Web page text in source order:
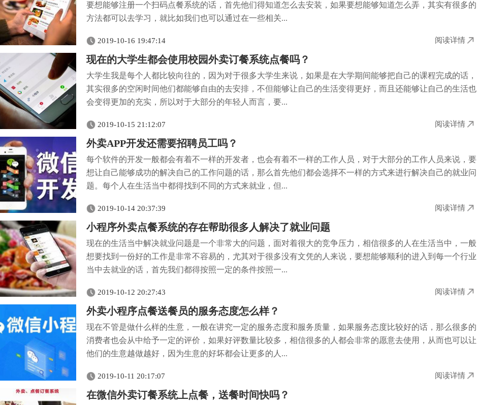
要想能够注册一个扫码点餐系统的话，首先他们得知道怎么去安装，如果要想能够知道怎么弄，其实有很多的
方法都可以去学习，就比如我们也可以通过在一些相关...
2019-10-16 19:47:14 阅读详情
现在的大学生都会使用校园外卖订餐系统点餐吗？
大学生我是每个人都比较向往的，因为对于很多大学生来说，如果是在大学期间能够把自己的课程完成的话，
其实很多的空闲时间他们都能够自由的去安排，不但能够让自己的生活变得更好，而且还能够让自己的生活也
会变得更加的充实，所以对于大部分的年轻人而言，要...
2019-10-15 21:12:07 阅读详情
外卖APP开发还需要招聘员工吗？
每个软件的开发一般都会有着不一样的开发者，也会有着不一样的工作人员，对于大部分的工作人员来说，要
想让自己能够成功的解决自己的工作问题的话，那么首先他们都会选择不一样的方式来进行解决自己的就业问
题。每个人在生活当中都得找到不同的方式来就业，但...
2019-10-14 20:37:39 阅读详情
小程序外卖点餐系统的存在帮助很多人解决了就业问题
现在的生活当中解决就业问题是一个非常大的问题，面对着很大的竞争压力，相信很多的人在生活当中，一般
想要找到一份好的工作是非常不容易的，尤其对于很多没有文凭的人来说，要想能够顺利的进入到每一个行业
当中去就业的话，首先我们都得按照一定的条件按照一...
2019-10-12 20:27:43 阅读详情
外卖小程序点餐送餐员的服务态度怎么样？
现在不管是做什么样的生意，一般在讲究一定的服务态度和服务质量，如果服务态度比较好的话，那么很多的
消费者也会从中给予一定的评价，如果好评数量比较多，相信很多的人都会非常的愿意去使用，从而也可以让
他们的生意越做越好，因为生意的好坏都会让更多的人...
2019-10-11 20:17:07 阅读详情
在微信外卖订餐系统上点餐，送餐时间快吗？